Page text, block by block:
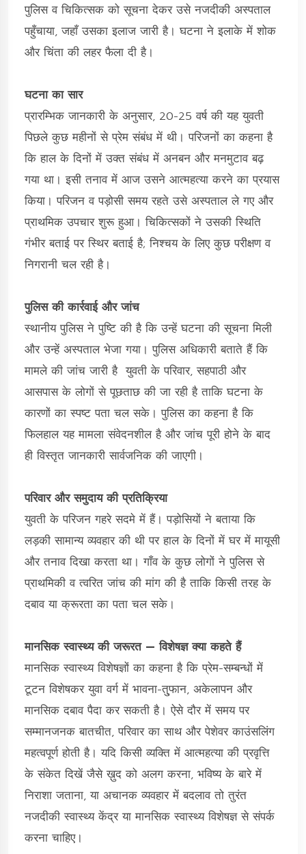
पुलिस व चिकित्सक को सूचना देकर उसे नजदीकी अस्पताल
पहुँचाया, जहाँ उसका इलाज जारी है। घटना ने इलाके में शोक
और चिंता की लहर फैला दी है।
घटना का सार
प्रारम्भिक जानकारी के अनुसार, 20-25 वर्ष की यह युवती
पिछले कुछ महीनों से प्रेम संबंध में थी। परिजनों का कहना है
कि हाल के दिनों में उक्त संबंध में अनबन और मनमुटाव बढ़
गया था। इसी तनाव में आज उसने आत्महत्या करने का प्रयास
किया। परिजन व पड़ोसी समय रहते उसे अस्पताल ले गए और
प्राथमिक उपचार शुरू हुआ। चिकित्सकों ने उसकी स्थिति
गंभीर बताई पर स्थिर बताई है; निश्चय के लिए कुछ परीक्षण व
निगरानी चल रही है।
पुलिस की कार्रवाई और जांच
स्थानीय पुलिस ने पुष्टि की है कि उन्हें घटना की सूचना मिली
और उन्हें अस्पताल भेजा गया। पुलिस अधिकारी बताते हैं कि
मामले की जांच जारी है युवती के परिवार, सहपाठी और
आसपास के लोगों से पूछताछ की जा रही है ताकि घटना के
कारणों का स्पष्ट पता चल सके। पुलिस का कहना है कि
फिलहाल यह मामला संवेदनशील है और जांच पूरी होने के बाद
ही विस्तृत जानकारी सार्वजनिक की जाएगी।
परिवार और समुदाय की प्रतिक्रिया
युवती के परिजन गहरे सदमे में हैं। पड़ोसियों ने बताया कि
लड़की सामान्य व्यवहार की थी पर हाल के दिनों में घर में मायूसी
और तनाव दिखा करता था। गाँव के कुछ लोगों ने पुलिस से
प्राथमिकी व त्वरित जांच की मांग की है ताकि किसी तरह के
दबाव या क्रूरता का पता चल सके।
मानसिक स्वास्थ्य की जरूरत — विशेषज्ञ क्या कहते हैं
मानसिक स्वास्थ्य विशेषज्ञों का कहना है कि प्रेम-सम्बन्धों में
टूटन विशेषकर युवा वर्ग में भावना-तु्फान, अकेलापन और
मानसिक दबाव पैदा कर सकती है। ऐसे दौर में समय पर
सम्मानजनक बातचीत, परिवार का साथ और पेशेवर काउंसलिंग
महत्वपूर्ण होती है। यदि किसी व्यक्ति में आत्महत्या की प्रवृत्ति
के संकेत दिखें जैसे ख़ुद को अलग करना, भविष्य के बारे में
निराशा जताना, या अचानक व्यवहार में बदलाव तो तुरंत
नजदीकी स्वास्थ्य केंद्र या मानसिक स्वास्थ्य विशेषज्ञ से संपर्क
करना चाहिए।